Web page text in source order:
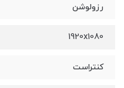
رزولوشن
1920x1080
کنتراست